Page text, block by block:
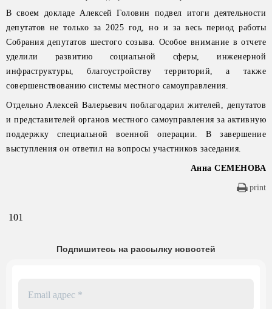
В своем докладе Алексей Головин подвел итоги деятельности
депутатов не только за 2025 год, но и за весь период работы
Собрания депутатов шестого созыва. Особое внимание в отчете
уделили развитию социальной сферы, инженерной
инфраструктуры, благоустройству территорий, а также
совершенствованию системы местного самоуправления.
Отдельно Алексей Валерьевич поблагодарил жителей, депутатов
и представителей органов местного самоуправления за активную
поддержку специальной военной операции. В завершение
выступления он ответил на вопросы участников заседания.
Анна СЕМЕНОВА
print
101
Подпишитесь на рассылку новостей